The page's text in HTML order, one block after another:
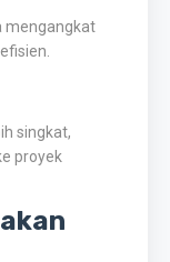
mengangkat
singkat,
proyek